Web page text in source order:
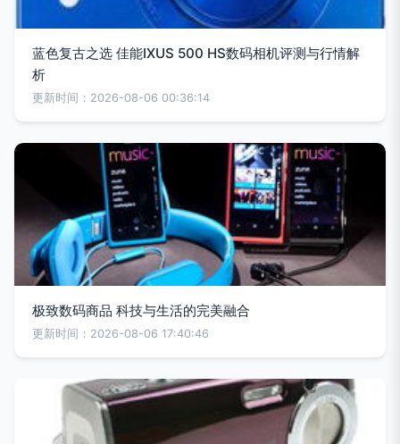
蓝色复古之选 佳能IXUS 500 HS数码相机评测与行情解
析
更新时间：2026-08-06 00:36:14
极致数码商品 科技与生活的完美融合
更新时间：2026-08-06 17:40:46